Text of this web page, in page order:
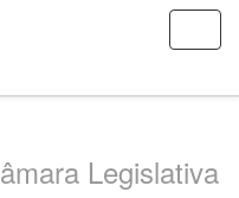
Legislativa